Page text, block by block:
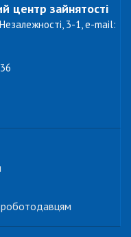
центр зайнятості
3-1, e-mail: